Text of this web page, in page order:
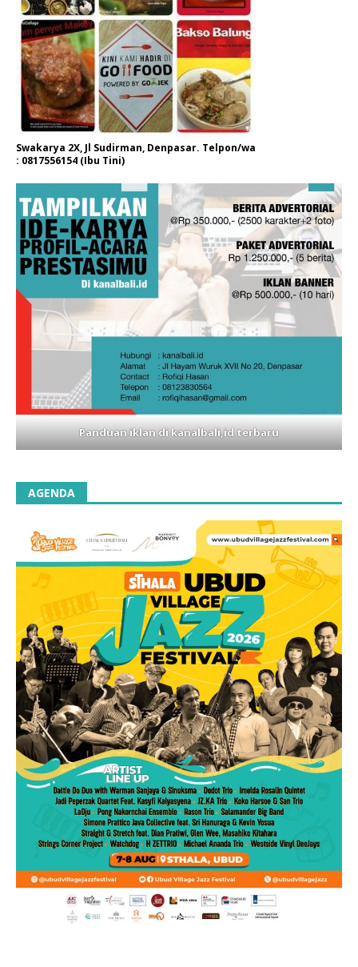
Swakarya 2X, Jl Sudirman, Denpasar. Telpon/wa
: 0817556154 (Ibu Tini)
Panduan iklan di kanalbali,id terbaru
AGENDA